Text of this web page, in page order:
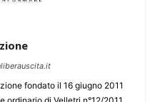
fondato il 16 giugno 2011